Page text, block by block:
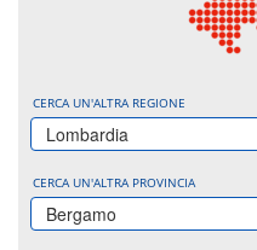
CERCA UN'ALTRA REGIONE
Lombardia
CERCA UN'ALTRA PROVINCIA
Bergamo